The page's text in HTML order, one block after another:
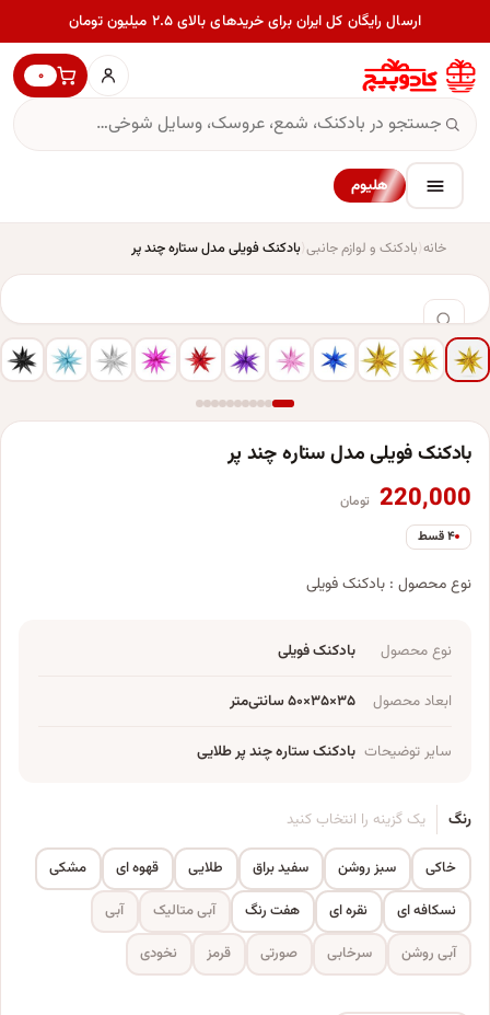
ارسال رایگان کل ایران برای خریدهای بالای ۲.۵ میلیون تومان
۰
هلیوم
خانه بادکنک و لوازم جانبی بادکنک فویلی مدل ستاره چند پر
بادکنک فویلی مدل ستاره چند پر
220,000 تومان
۴ قسط
نوع محصول : بادکنک فویلی
نوع محصول بادکنک فویلی
ابعاد محصول ۳۵×۳۵×۵۰ سانتی‌متر
سایر توضیحات بادکنک ستاره چند پر طلایی
رنگ یک گزینه را انتخاب کنید
خاکی سبز روشن سفید براق طلایی قهوه ای
مشکی
نسکافه ای
نقره ای هفت رنگ آبی متالیک
آبی
آبی روشن
سرخابی صورتی قرمز نخودی